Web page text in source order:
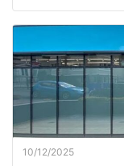
10/12/2025